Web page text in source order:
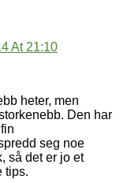
At 21:10
heter, men
Den har
seg noe
så det er jo et
tips.